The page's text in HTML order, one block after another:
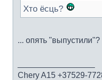
Хто ёсць?
... опять "выпустили"?
Chery A15 +37529-